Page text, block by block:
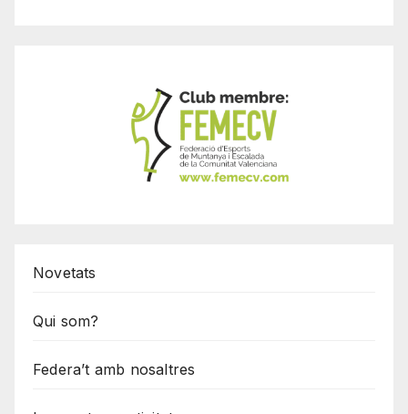
Novetats
Qui som?
Federa’t amb nosaltres